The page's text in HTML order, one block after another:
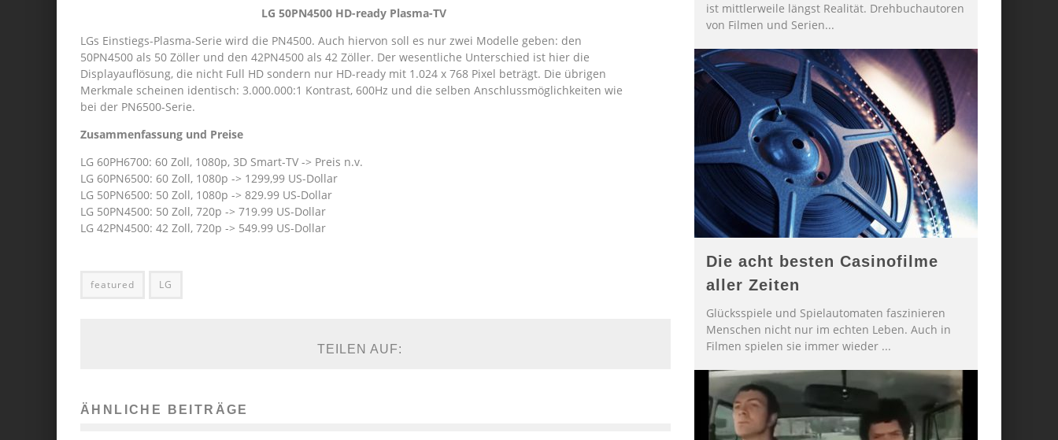
LG 50PN4500 HD-ready Plasma-TV
LGs Einstiegs-Plasma-Serie wird die PN4500. Auch hiervon soll es nur zwei Modelle geben: den
50PN4500 als 50 Zöller und den 42PN4500 als 42 Zöller. Der wesentliche Unterschied ist hier die
Displayauflösung, die nicht Full HD sondern nur HD-ready mit 1.024 x 768 Pixel beträgt. Die übrigen
Merkmale scheinen identisch: 3.000.000:1 Kontrast, 600Hz und die selben Anschlussmöglichkeiten wie
bei der PN6500-Serie.
Zusammenfassung und Preise
LG 60PH6700: 60 Zoll, 1080p, 3D Smart-TV -> Preis n.v.
LG 60PN6500: 60 Zoll, 1080p -> 1299,99 US-Dollar
LG 50PN6500: 50 Zoll, 1080p -> 829.99 US-Dollar
LG 50PN4500: 50 Zoll, 720p -> 719.99 US-Dollar
LG 42PN4500: 42 Zoll, 720p -> 549.99 US-Dollar
featured LG
TEILEN AUF:
ÄHNLICHE BEITRÄGE
ist mittlerweile längst Realität. Drehbuchautoren
von Filmen und Serien...
Die acht besten Casinofilme
aller Zeiten
Glücksspiele und Spielautomaten faszinieren
Menschen nicht nur im echten Leben. Auch in
Filmen spielen sie immer wieder ...